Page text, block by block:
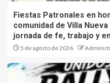
Fiestas Patronales en
comunidad de Villa
jornada de fe, trabajo y
5 de agosto de 2026